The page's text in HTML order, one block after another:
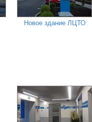
Новое здание ЛЦТО